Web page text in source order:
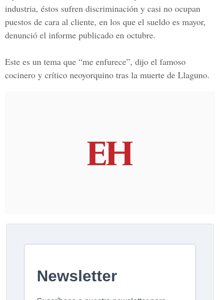
industria, éstos sufren discriminación y casi no ocupan
puestos de cara al cliente, en los que el sueldo es mayor,
denunció el informe publicado en octubre.
Este es un tema que “me enfurece”, dijo el famoso
cocinero y crítico neoyorquino tras la muerte de Llaguno.